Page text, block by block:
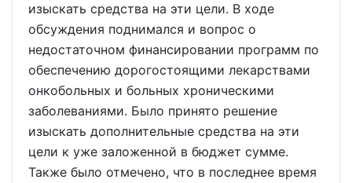
изыскать средства на эти цели. В ходе
обсуждения поднимался и вопрос о
недостаточном финансировании программ по
обеспечению дорогостоящими лекарствами
онкобольных и больных хроническими
заболеваниями. Было принято решение
изыскать дополнительные средства на эти
цели к уже заложенной в бюджет сумме.
Также было отмечено, что в последнее время